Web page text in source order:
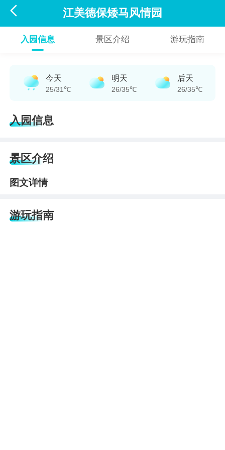
 江美德保矮马风情园
入园信息 景区介绍 游玩指南
今天
25/31℃
明天
26/35℃
后天
26/35℃
入园信息
景区介绍
图文详情
游玩指南